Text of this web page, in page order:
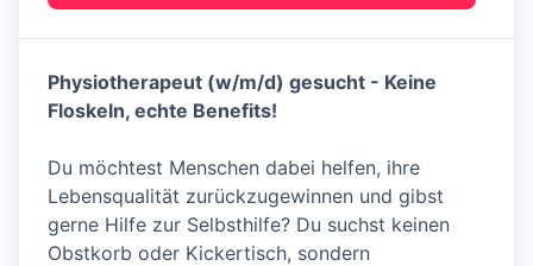
Physiotherapeut (w/m/d) gesucht - Keine
Floskeln, echte Benefits!
Du möchtest Menschen dabei helfen, ihre
Lebensqualität zurückzugewinnen und gibst
gerne Hilfe zur Selbsthilfe? Du suchst keinen
Obstkorb oder Kickertisch, sondern